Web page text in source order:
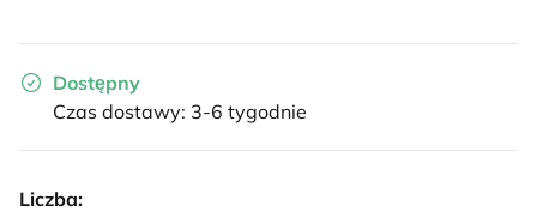
Dostępny
Czas dostawy: 3-6 tygodnie
Liczba: